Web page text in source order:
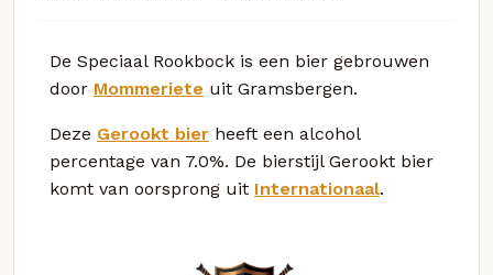
De Speciaal Rookbock is een bier gebrouwen
door Mommeriete uit Gramsbergen.
Deze Gerookt bier heeft een alcohol
percentage van 7.0%. De bierstijl Gerookt bier
komt van oorsprong uit Internationaal.